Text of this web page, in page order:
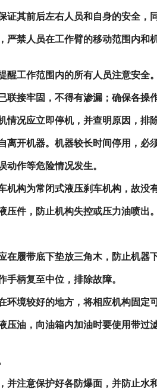
其前后左右人员和自身的安全，
禁人员在工作臂的移动范围内和
工作范围内的所有人员注意安全
接牢固，不得有渗漏；确保各操
况应立即停机，并查明原因，排
开机器。机器较长时间停用，必
作等危险情况发生。
构为常闭式液压刹车机构，故没
件，防止机构失控或压力油喷出
履带底下垫放三角木，防止机器
柄复至中位，排除故障。
境较好的地方，将相应机构固定
油，向油箱内加油时要使用带过
注意保护好各防爆面，并防止水